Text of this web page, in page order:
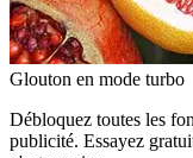
Glouton en mode turbo
Débloquez toutes les
publicité. Essayez